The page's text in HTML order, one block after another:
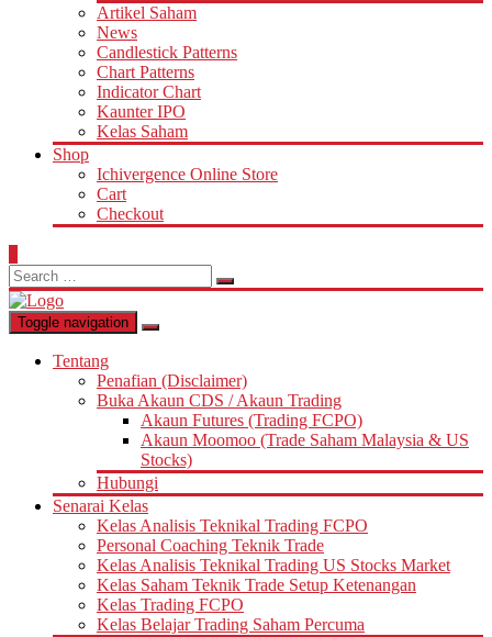
Artikel Saham
News
Candlestick Patterns
Chart Patterns
Indicator Chart
Kaunter IPO
Kelas Saham
Shop
Ichivergence Online Store
Cart
Checkout
Search
for:
Toggle navigation
Tentang
Penafian (Disclaimer)
Buka Akaun CDS / Akaun Trading
Akaun Futures (Trading FCPO)
Akaun Moomoo (Trade Saham Malaysia & US
Stocks)
Hubungi
Senarai Kelas
Kelas Analisis Teknikal Trading FCPO
Personal Coaching Teknik Trade
Kelas Analisis Teknikal Trading US Stocks Market
Kelas Saham Teknik Trade Setup Ketenangan
Kelas Trading FCPO
Kelas Belajar Trading Saham Percuma